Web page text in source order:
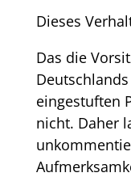
Dieses
Das die
eingestuften
nicht. Daher